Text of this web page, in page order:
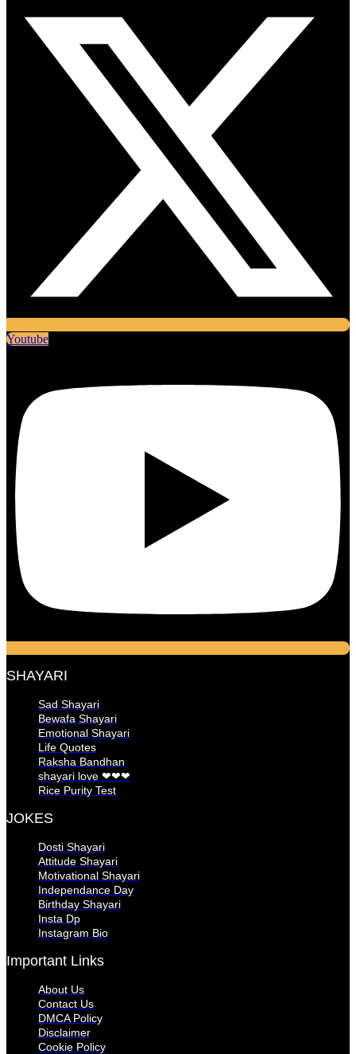
Youtube
SHAYARI
Sad Shayari
Bewafa Shayari
Emotional Shayari
Life Quotes
Raksha Bandhan
shayari love ❤❤❤
Rice Purity Test
JOKES
Dosti Shayari
Attitude Shayari
Motivational Shayari
Independance Day
Birthday Shayari
Insta Dp
Instagram Bio
Important Links
About Us
Contact Us
DMCA Policy
Disclaimer
Cookie Policy